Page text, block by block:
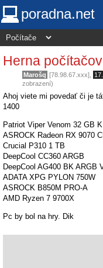
poradna.net
Herna
Marošq [78.98.67.xxx],
zobrazení)
Ahoj viete mi povedať či je
1400
Patriot Viper Venom 32 GB
ASROCK Radeon RX 9070
Crucial P310 1 TB
DeepCool CC360 ARGB
DeepCool AG400 BK ARGB
ADATA XPG PYLON 750W
ASROCK B850M PRO-A
AMD Ryzen 7 9700X
Pc by bol na hry. Dik